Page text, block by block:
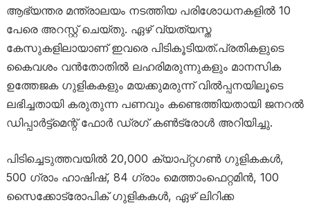
ആഭ്യന്തര മന്ത്രാലയം നടത്തിയ പരിശോധനകളിൽ 10
പേരെ അറസ്റ്റ് ചെയ്തു. ഏഴ് വ്യത്യസ്ത
കേസുകളിലായാണ് ഇവരെ പിടികൂടിയത്.പ്രതികളുടെ
കൈവശം വൻതോതിൽ ലഹരിമരുന്നുകളും മാനസിക
ഉത്തേജക ഗുളികകളും മയക്കുമരുന്ന് വിൽപ്പനയിലൂടെ
ലഭിച്ചതായി കരുതുന്ന പണവും കണ്ടെത്തിയതായി ജനറൽ
ഡിപ്പാർട്ട്‌മെന്റ് ഫോർ ഡ്രഗ് കൺട്രോൾ അറിയിച്ചു.
പിടിച്ചെടുത്തവയിൽ 20,000 ക്യാപ്റ്റഗൺ ഗുളികകൾ,
500 ഗ്രാം ഹാഷിഷ്, 84 ഗ്രാം മെത്താംഫെറ്റമിൻ, 100
സൈക്കോട്രോപിക് ഗുളികകൾ, ഏഴ് ലിറിക്ക